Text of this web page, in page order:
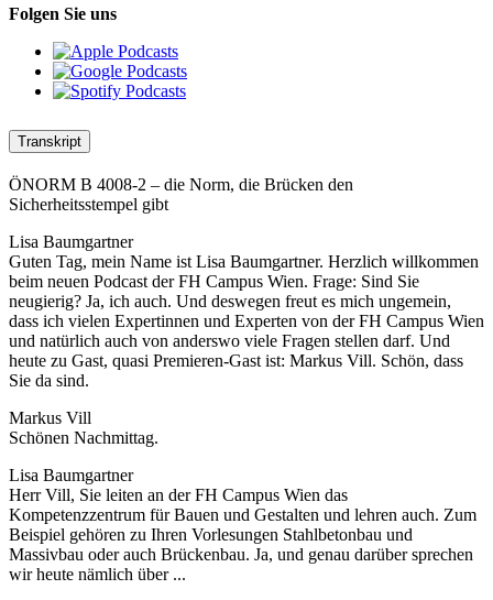
Folgen Sie uns
Transkript
ÖNORM B 4008-2 – die Norm, die Brücken den
Sicherheitsstempel gibt
Lisa Baumgartner
Guten Tag, mein Name ist Lisa Baumgartner. Herzlich willkommen
beim neuen Podcast der FH Campus Wien. Frage: Sind Sie
neugierig? Ja, ich auch. Und deswegen freut es mich ungemein,
dass ich vielen Expertinnen und Experten von der FH Campus Wien
und natürlich auch von anderswo viele Fragen stellen darf. Und
heute zu Gast, quasi Premieren-Gast ist: Markus Vill. Schön, dass
Sie da sind.
Markus Vill
Schönen Nachmittag.
Lisa Baumgartner
Herr Vill, Sie leiten an der FH Campus Wien das
Kompetenzzentrum für Bauen und Gestalten und lehren auch. Zum
Beispiel gehören zu Ihren Vorlesungen Stahlbetonbau und
Massivbau oder auch Brückenbau. Ja, und genau darüber sprechen
wir heute nämlich über ...